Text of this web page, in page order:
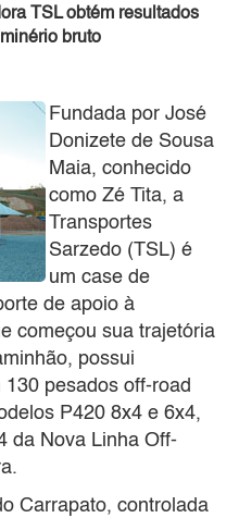
TSL obtém resultados
bruto
Fundada por José
Donizete de Sousa
Maia, conhecido
como Zé Tita, a
Transportes
Sarzedo (TSL) é
um case de
de apoio à
começou sua trajetória
possui
pesados off-road
P420 8x4 e 6x4,
da Nova Linha Off-
Carrapato, controlada